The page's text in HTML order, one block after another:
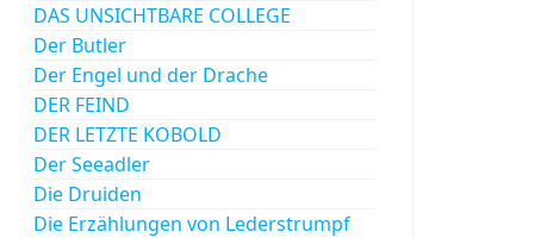
DAS UNSICHTBARE COLLEGE
Der Butler
Der Engel und der Drache
DER FEIND
DER LETZTE KOBOLD
Der Seeadler
Die Druiden
Die Erzählungen von Lederstrumpf